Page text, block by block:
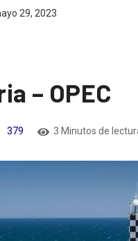
– OPEC
379 3 Minutos de